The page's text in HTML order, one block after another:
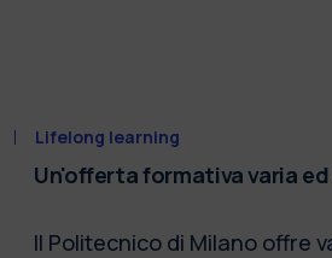
Lifelong learning
Un'offerta formativa varia
Il Politecnico di Milano offre